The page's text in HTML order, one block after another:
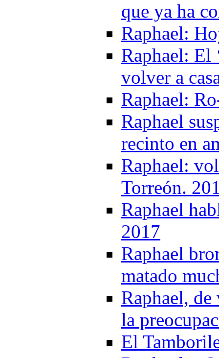
que ya ha
Raphael:
Raphael: El
volver a
Raphael:
Raphael
recinto en
Raphael:
Torreón.
Raphael
2017
Raphael
matado
Raphael,
la
El